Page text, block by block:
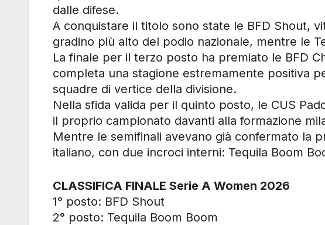
dalle difese.
A conquistare il titolo sono state le BFD Shout,
gradino più alto del podio nazionale, mentre le
La finale per il terzo posto ha premiato le BFD
completa una stagione estremamente positiva
squadre di vertice della divisione.
Nella sfida valida per il quinto posto, le CUS
il proprio campionato davanti alla formazione
Mentre le semifinali avevano già confermato la
italiano, con due incroci interni: Tequila Boom
CLASSIFICA FINALE Serie A Women 2026
1° posto: BFD Shout
2° posto: Tequila Boom Boom